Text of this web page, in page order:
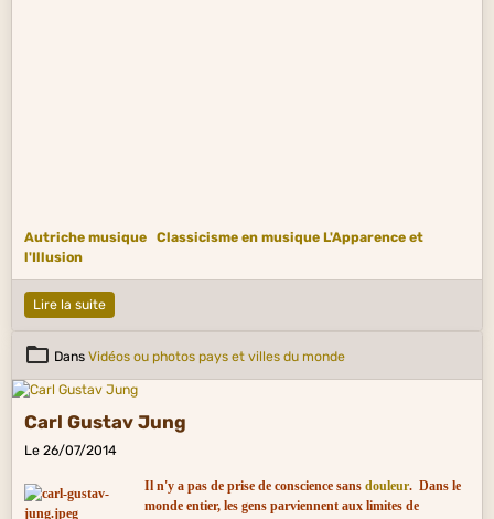
Autriche musique Classicisme en musique L'Apparence et
l'Illusion
Lire la suite
Dans Vidéos ou photos pays et villes du monde
Carl Gustav Jung
Le 26/07/2014
Il n'y a pas de prise de conscience sans douleur. Dans le
monde entier, les gens parviennent aux limites de